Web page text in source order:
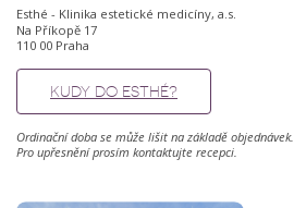
Esthé - Klinika estetické medicíny, a.s.
Na Příkopě 17
110 00 Praha
KUDY DO ESTHÉ?
Ordinační doba se může lišit na základě objednávek.
Pro upřesnění prosím kontaktujte recepci.